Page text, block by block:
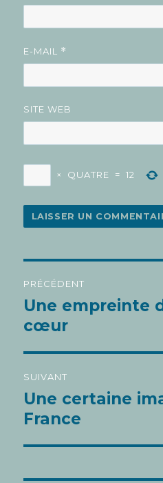
E-MAIL *
SITE WEB
× QUATRE = 12
PRÉCÉDENT
Article
Une empreinte
cœur
SUIVANT
Article
suivant :
Une certaine
France